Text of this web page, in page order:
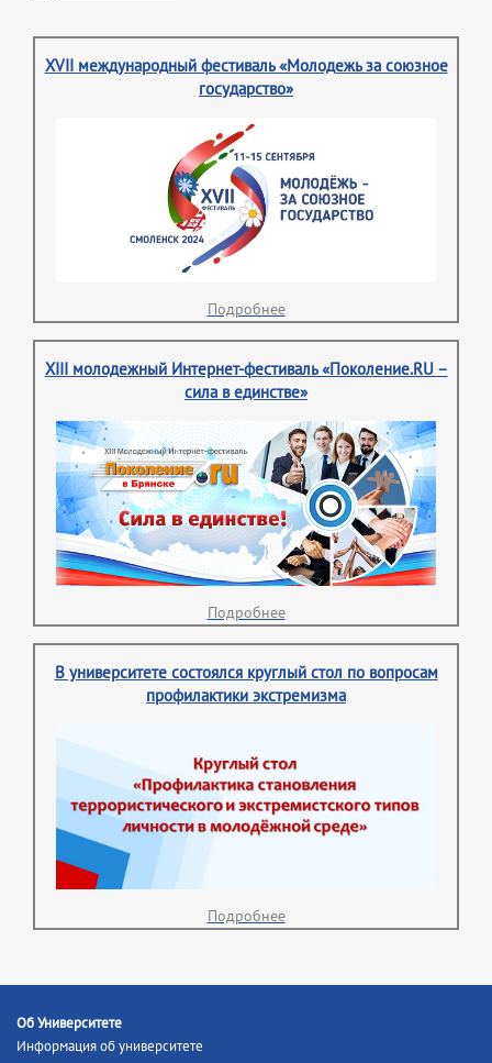
XVII международный фестиваль «Молодежь за союзное
государство»
Подробнее
XIII молодежный Интернет-фестиваль «Поколение.RU –
сила в единстве»
Подробнее
В университете состоялся круглый стол по вопросам
профилактики экстремизма
Подробнее
Об Университете
Информация об университете